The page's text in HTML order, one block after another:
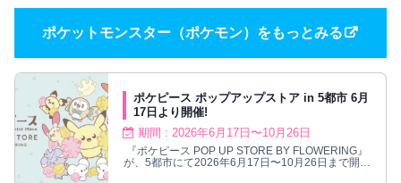
ポケットモンスター（ポケモン）をもっとみる
ポケピース ポップアップストア in 5都市 6月
17日より開催!
期間 : 2026年6月17日〜10月26日
『ポケピース POP UP STORE BY FLOWERING』
が、5都市にて2026年6月17日〜10月26日まで開催